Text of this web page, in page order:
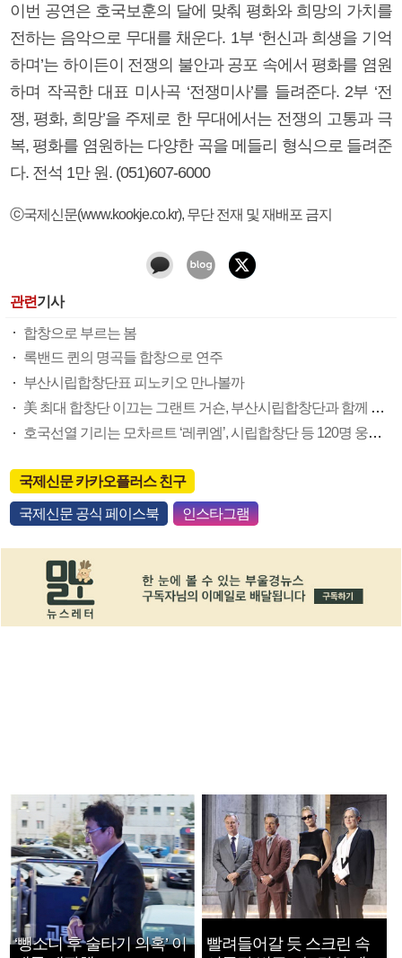
이번 공연은 호국보훈의 달에 맞춰 평화와 희망의 가치를
전하는 음악으로 무대를 채운다. 1부 ‘헌신과 희생을 기억
하며’는 하이든이 전쟁의 불안과 공포 속에서 평화를 염원
하며 작곡한 대표 미사곡 ‘전쟁미사’를 들려준다. 2부 ‘전
쟁, 평화, 희망’을 주제로 한 무대에서는 전쟁의 고통과 극
복, 평화를 염원하는 다양한 곡을 메들리 형식으로 들려준
다. 전석 1만 원. (051)607-6000
ⓒ국제신문(www.kookje.co.kr), 무단 전재 및 재배포 금지
관련기사
합창으로 부르는 봄
록밴드 퀸의 명곡들 합창으로 연주
부산시립합창단표 피노키오 만나볼까
美 최대 합창단 이끄는 그랜트 거숀, 부산시립합창단과 함께 첫 내한 공연
호국선열 기리는 모차르트 ‘레퀴엠’, 시립합창단 등 120명 웅장한 하모니
국제신문 카카오플러스 친구
국제신문 공식 페이스북 인스타그램
‘뺑소니 후 술타기 의혹’ 이
빨려들어갈 듯 스크린 속